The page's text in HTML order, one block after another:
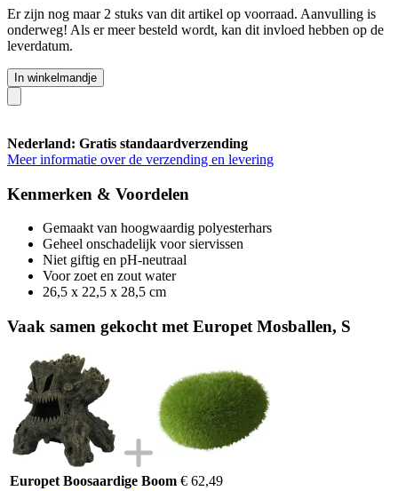
Er zijn nog maar 2 stuks van dit artikel op voorraad. Aanvulling is
onderweg! Als er meer besteld wordt, kan dit invloed hebben op de
leverdatum.
In winkelmandje
Nederland: Gratis standaardverzending
Meer informatie over de verzending en levering
Kenmerken & Voordelen
Gemaakt van hoogwaardig polyesterhars
Geheel onschadelijk voor siervissen
Niet giftig en pH-neutraal
Voor zoet en zout water
26,5 x 22,5 x 28,5 cm
Vaak samen gekocht met Europet Mosballen, S
Europet Boosaardige Boom € 62,49